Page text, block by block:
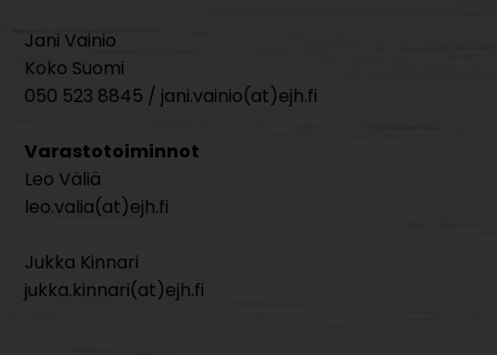
Jani Vainio
Koko Suomi
050 523 8845 / jani.vainio(at)ejh.fi
Varastotoiminnot
Leo Väliä
leo.valia(at)ejh.fi
Jukka Kinnari
jukka.kinnari(at)ejh.fi